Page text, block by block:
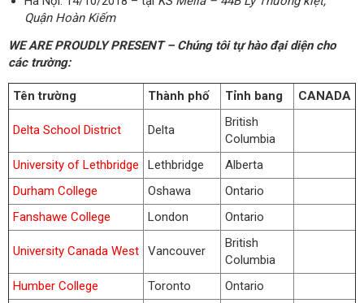
Quận Hoàn Kiếm
WE ARE PROUDLY PRESENT – Chúng tôi tự hào đại diện cho
các trường:
Tên trường Thành phố Tỉnh bang CANADA
Delta School District Delta
British
Columbia
University of Lethbridge
Lethbridge
Alberta
Durham College
Oshawa
Ontario
Fanshawe College
London Ontario
University Canada West Vancouver
British
Columbia
Humber College
Toronto
Ontario